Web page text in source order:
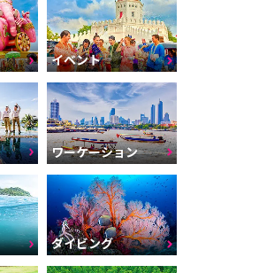
イベント
ワーケーション
ダイビング